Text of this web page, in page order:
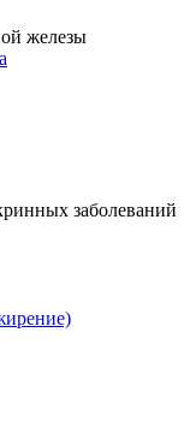
железы
заболеваний